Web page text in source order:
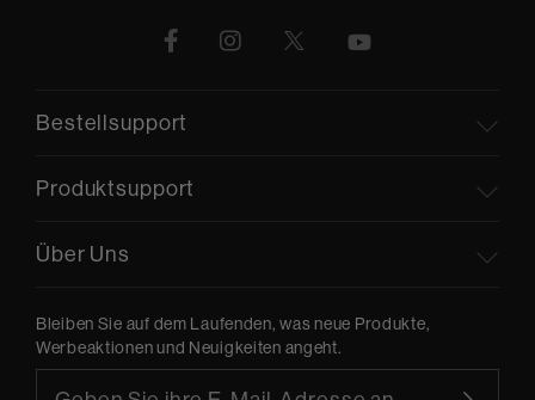
Bestellsupport
Produktsupport
Über Uns
Bleiben Sie auf dem Laufenden, was neue Produkte,
Werbeaktionen und Neuigkeiten angeht.